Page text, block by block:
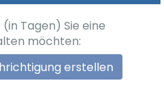
(in Tagen) Sie eine
möchten:
erstellen